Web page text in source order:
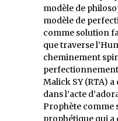
modèle de
modèle de
comme solution
que traverse
cheminement
Malick SY (RTA)
dans l’acte
Prophète comme
prophétique qui a